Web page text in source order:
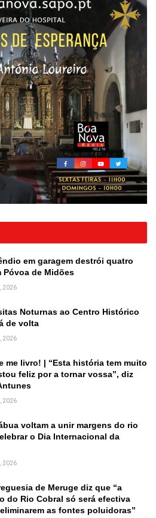
em garagem destrói quatro
Póvoa de Midões
2026
Noturnas ao Centro Histórico
de volta
2026
me livro! | “Esta história tem muito
feliz por a tornar vossa”, diz
2026
voltam a unir margens do rio
o Dia Internacional da
2026
de Meruge diz que “a
do Rio Cobral só será efectiva
as fontes poluidoras”